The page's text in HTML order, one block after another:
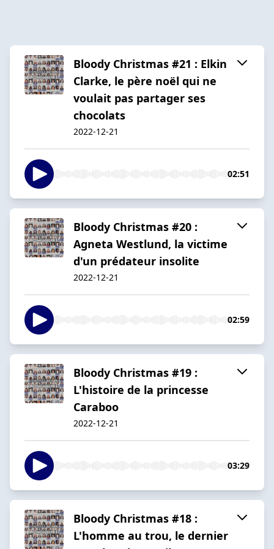
Bloody Christmas #21 : Elkin
Clarke, le père noël qui ne
voulait pas partager ses
chocolats
2022-12-21
02:51
Bloody Christmas #20 :
Agneta Westlund, la victime
d'un prédateur insolite
2022-12-21
02:59
Bloody Christmas #19 :
L'histoire de la princesse
Caraboo
2022-12-21
03:29
Bloody Christmas #18 :
L'homme au trou, le dernier